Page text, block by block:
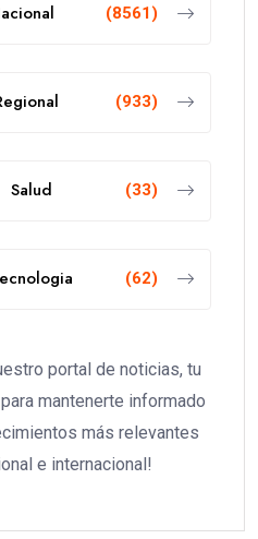
(8561)
(933)
Salud (33)
(62)
portal de noticias, tu
mantenerte informado
más relevantes
e internacional!